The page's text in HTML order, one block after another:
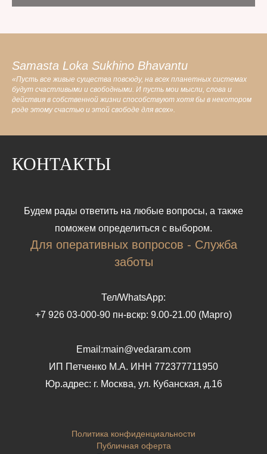
Samasta Loka Sukhino Bhavantu
«Пусть все живые существа повсюду, на всех планетных системах
будут счастливыми и свободными. И пусть мои мысли, слова и
действия в собственной жизни способствуют хотя бы в некотором
роде этому счастью и этой свободе для всех».
КОНТАКТЫ
Будем рады ответить на любые вопросы, а также
поможем определиться с выбором.
Для оперативных вопросов - Служба
заботы
Тел/WhatsApp:
+7 926 03-000-90 пн-вскр: 9.00-21.00 (Марго)
Email:main@vedaram.com
ИП Петченко М.А. ИНН 772377711950
Юр.адрес: г. Москва, ул. Кубанская, д.16
Политика конфиденциальности
Публичная оферта